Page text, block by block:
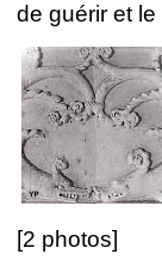
de guérir et
[2 photos]